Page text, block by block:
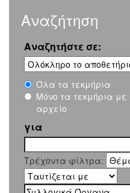
Αναζήτηση
Αναζητήστε σε:
Όλα τα τεκμήρια
Μόνο τα τεκμήρια με
αρχείο
για
Τρέχοντα φίλτρα: